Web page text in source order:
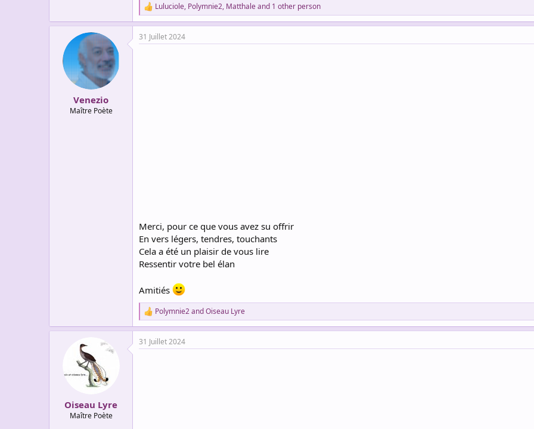
R
e
a
c
Luluciole, Polymnie2, Matthaleand 1 other person
Venezio
Maître Poète
31 Juillet 2024
Merci, pour ce que vous avez su offrir
En vers légers, tendres, touchants
Cela a été un plaisir de vous lire
Ressentir votre bel élan
Amitiés
R
e
a
c
Polymnie2andOiseau Lyre
Oiseau Lyre
Maître Poète
31 Juillet 2024